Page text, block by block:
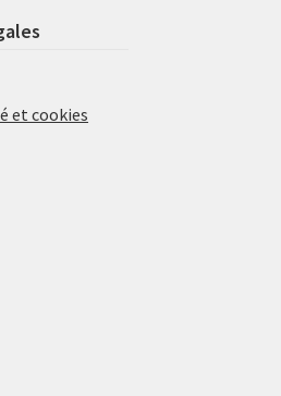
et cookies